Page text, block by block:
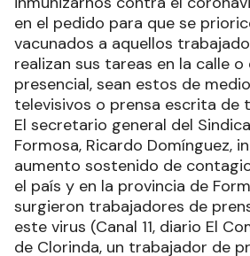
en el pedido para que se
vacunados a aquellos
realizan sus tareas en la calle o
presencial, sean estos de
televisivos o prensa escrita de
El secretario general del
Formosa, Ricardo Domínguez,
aumento sostenido de
el país y en la provincia de
surgieron trabajadores de
este virus (Canal 11, diario El
de Clorinda, un trabajador de